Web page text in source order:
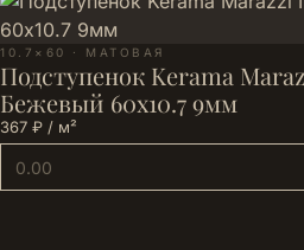
10.7×60 · МАТОВАЯ
Подступенок Kerama
Бежевый 60x10.7 9мм
367 ₽ / м²